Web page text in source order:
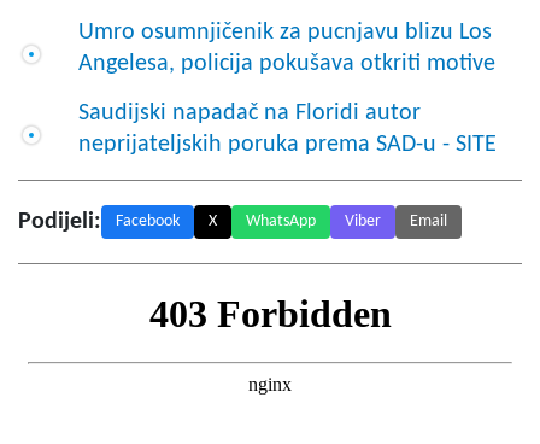
Umro osumnjičenik za pucnjavu blizu Los
Angelesa, policija pokušava otkriti motive
Saudijski napadač na Floridi autor
neprijateljskih poruka prema SAD-u - SITE
Podijeli: Facebook X WhatsApp Viber Email